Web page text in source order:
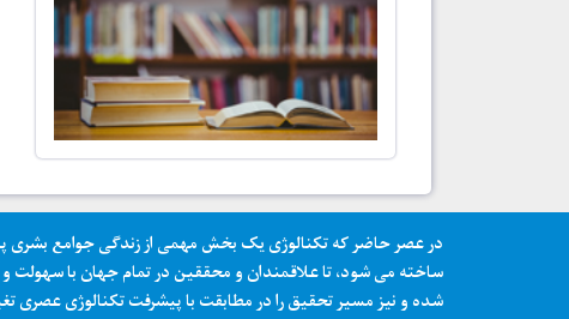
در عصر حاضر که تکنالوژی یک بخش مهمی از زندگی جوامع بشری
ساخته می شود، تا علاقمندان و محققین در تمام جهان با سهولت و
شده و نیز مسیر تحقیق را در مطابقت با پیشرفت تکنالوژی عصری